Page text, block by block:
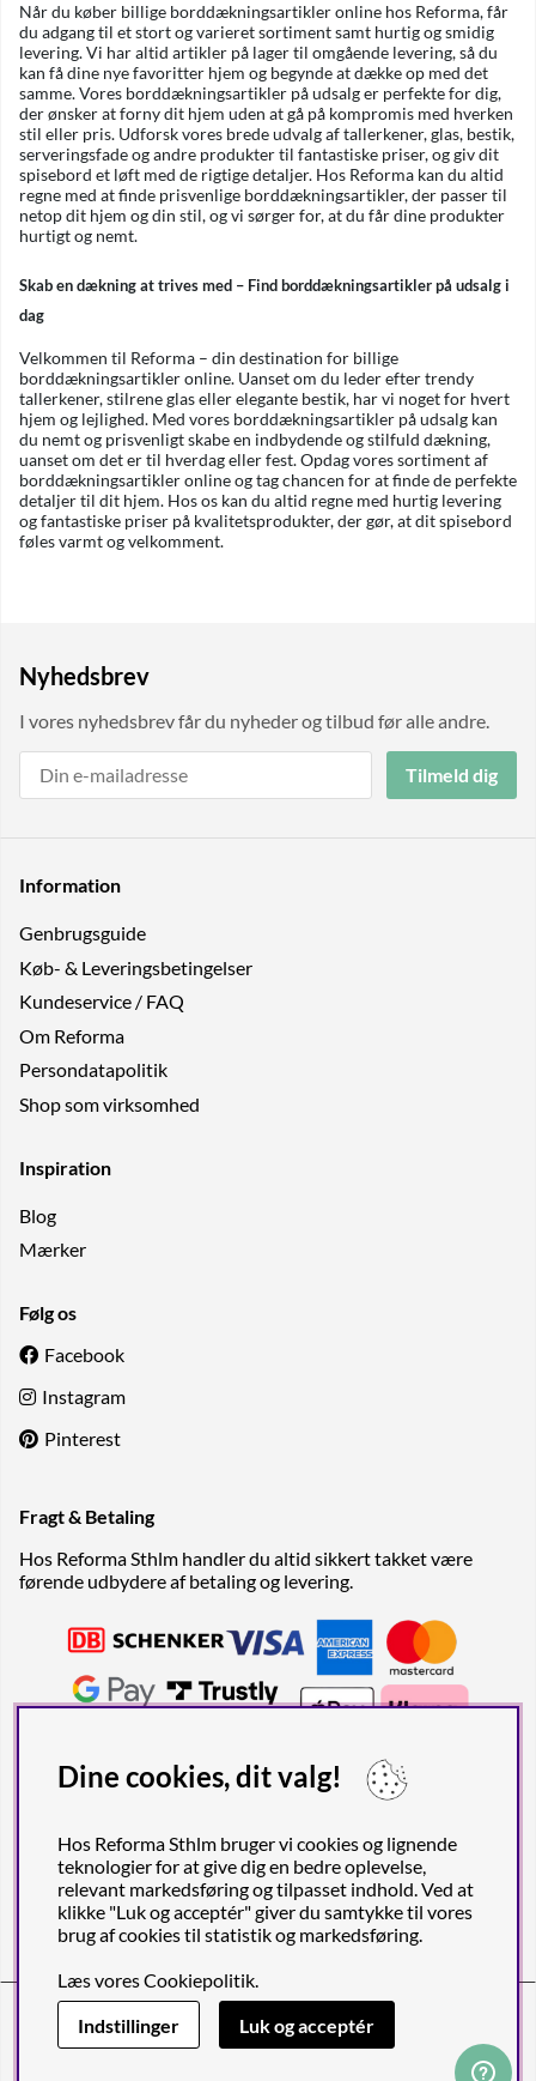
Når du køber billige borddækningsartikler online hos Reforma, får
du adgang til et stort og varieret sortiment samt hurtig og smidig
levering. Vi har altid artikler på lager til omgående levering, så du
kan få dine nye favoritter hjem og begynde at dække op med det
samme. Vores borddækningsartikler på udsalg er perfekte for dig,
der ønsker at forny dit hjem uden at gå på kompromis med hverken
stil eller pris. Udforsk vores brede udvalg af tallerkener, glas, bestik,
serveringsfade og andre produkter til fantastiske priser, og giv dit
spisebord et løft med de rigtige detaljer. Hos Reforma kan du altid
regne med at finde prisvenlige borddækningsartikler, der passer til
netop dit hjem og din stil, og vi sørger for, at du får dine produkter
hurtigt og nemt.
Skab en dækning at trives med – Find borddækningsartikler på udsalg i
dag
Velkommen til Reforma – din destination for billige
borddækningsartikler online. Uanset om du leder efter trendy
tallerkener, stilrene glas eller elegante bestik, har vi noget for hvert
hjem og lejlighed. Med vores borddækningsartikler på udsalg kan
du nemt og prisvenligt skabe en indbydende og stilfuld dækning,
uanset om det er til hverdag eller fest. Opdag vores sortiment af
borddækningsartikler online og tag chancen for at finde de perfekte
detaljer til dit hjem. Hos os kan du altid regne med hurtig levering
og fantastiske priser på kvalitetsprodukter, der gør, at dit spisebord
føles varmt og velkomment.
Nyhedsbrev
I vores nyhedsbrev får du nyheder og tilbud før alle andre.
Tilmeld dig
Information
Genbrugs­guide
Køb- & Leveringsbetingelser
Kundeservice / FAQ
Om Reforma
Persondatapolitik
Shop som virksomhed
Inspiration
Blog
Mærker
Følg os
Facebook
Instagram
Pinterest
Fragt & Betaling
Hos Reforma Sthlm handler du altid sikkert takket være
førende udbydere af betaling og levering.
Reforma Sthlm AB (org. no. 556849-2606)
Engelbrektsgatan 29
(Note! Postal address only), SE-114 32
STOCKHOLM, Sweden
Dine cookies, dit valg!
Hos Reforma Sthlm bruger vi cookies og lignende
teknologier for at give dig en bedre oplevelse,
relevant markedsføring og tilpasset indhold. Ved at
klikke "Luk og acceptér" giver du samtykke til vores
brug af cookies til statistik og markedsføring.
Læs voresCookiepolitik.
Indstillinger
Luk og acceptér